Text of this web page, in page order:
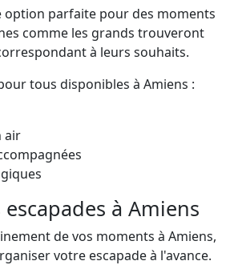
option parfaite pour des moments
comme les grands trouveront
à leurs souhaits.
tous disponibles à Amiens :
air
à Amiens
de vos moments à Amiens,
votre escapade à l'avance.